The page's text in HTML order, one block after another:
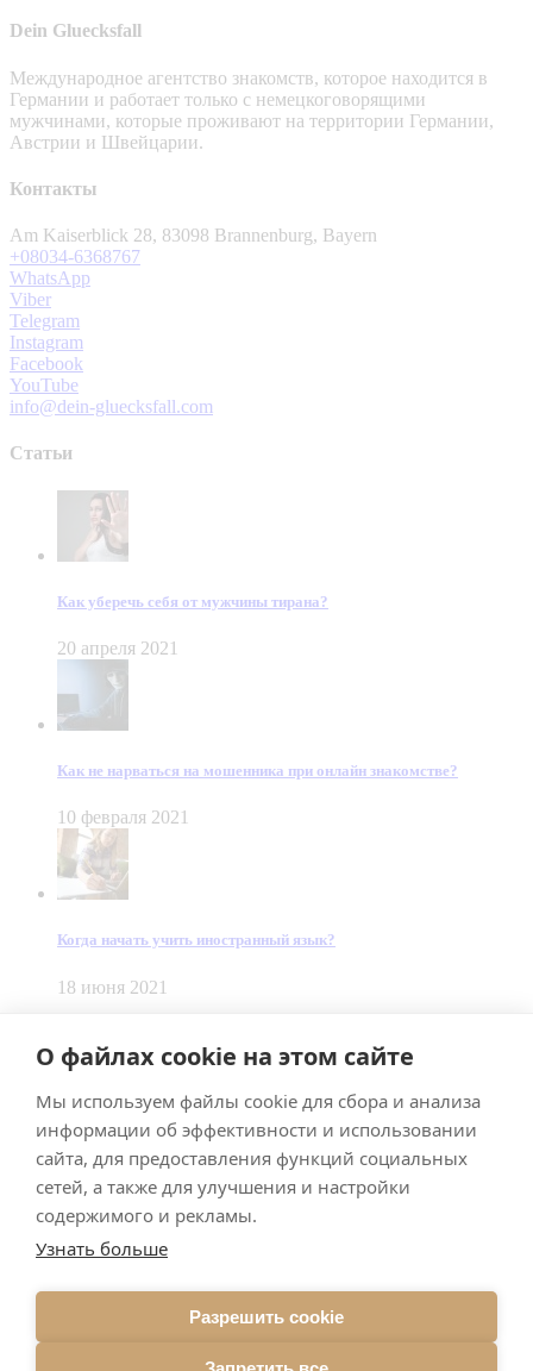
О файлах cookie на этом сайте
Мы используем файлы cookie для сбора и анализа
информации об эффективности и использовании
сайта, для предоставления функций социальных
сетей, а также для улучшения и настройки
содержимого и рекламы.
Узнать больше
Разрешить cookie
Dein Gluecksfall
Международное агентство знакомств, которое находится в
Германии и работает только с немецкоговорящими
мужчинами, которые проживают на территории Германии,
Австрии и Швейцарии.
Контакты
Am Kaiserblick 28, 83098 Brannenburg, Bayern
+08034-6368767
WhatsApp
Viber
Telegram
Instagram
Facebook
YouTube
info@dein-gluecksfall.com
Статьи
Как уберечь себя от мужчины тирана?
20 апреля 2021
Как не нарваться на мошенника при онлайн знакомстве?
10 февраля 2021
Когда начать учить иностранный язык?
18 июня 2021
Made bySmart Team
ImpressumDatenschutz
Подписывайтесь на меня в Телеграм
Подписаться